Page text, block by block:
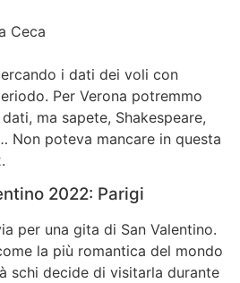
Ceca
i dati dei voli con
Per Verona potremmo
ma sapete, Shakespeare,
Non poteva mancare in questa
2022: Parigi
per una gita di San Valentino.
la più romantica del mondo
schi decide di visitarla durante